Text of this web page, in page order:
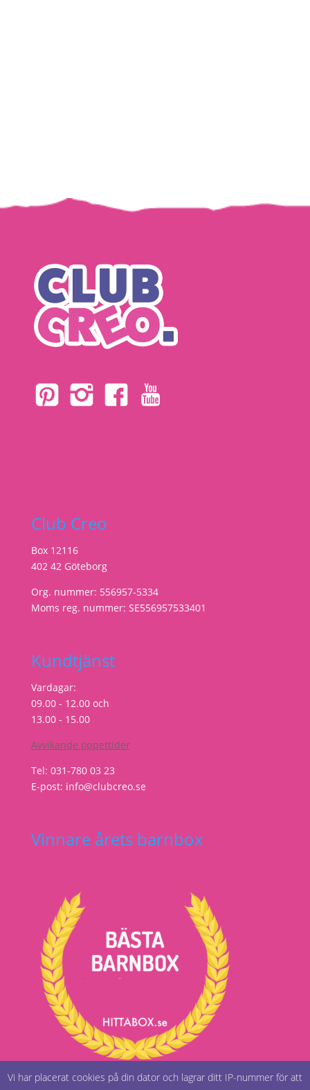
Club Creo
Box 12116
402 42 Göteborg
Org. nummer: 556957-5334
Moms reg. nummer: SE556957533401
Kundtjänst
Vardagar:
09.00 - 12.00 och
13.00 - 15.00
Avvikande öppettider
Tel: 031-780 03 23
E-post: info@clubcreo.se
Vinnare årets barnbox
Vi har placerat cookies på din dator och lagrar ditt IP-nummer för att